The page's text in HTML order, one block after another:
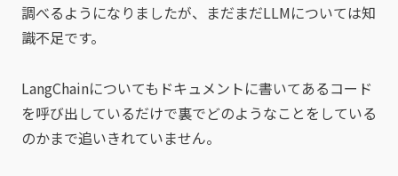
調べるようになりましたが、まだまだLLMについては知
識不足です。
LangChainについてもドキュメントに書いてあるコード
を呼び出しているだけで裏でどのようなことをしている
のかまで追いきれていません。